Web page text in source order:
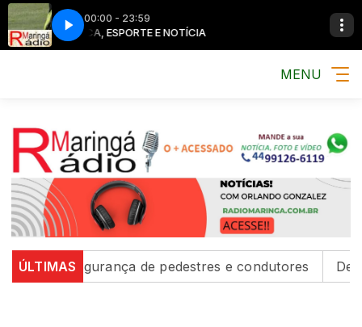
00:00 - 23:59
MÚSICA, ESPORTE E NOTÍCIA MÚSICA,
MENU
ÚLTIMAS
segurança de pedestres e condutores Defesa